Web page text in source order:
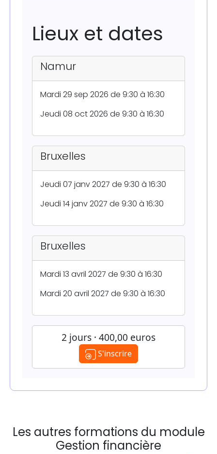
Lieux et dates
Namur
Mardi 29 sep 2026 de 9:30 à 16:30
Jeudi 08 oct 2026 de 9:30 à 16:30
Bruxelles
Jeudi 07 janv 2027 de 9:30 à 16:30
Jeudi 14 janv 2027 de 9:30 à 16:30
Bruxelles
Mardi 13 avril 2027 de 9:30 à 16:30
Mardi 20 avril 2027 de 9:30 à 16:30
2 jours · 400,00 euros
S'inscrire
Les autres formations du module
Gestion financière